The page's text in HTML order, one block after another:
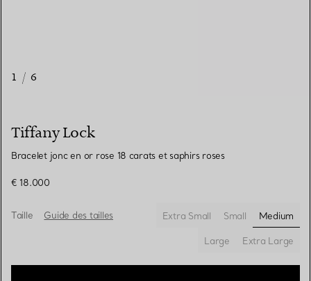
1 / 6
Tiffany Lock
Bracelet jonc en or rose 18 carats et saphirs roses
€ 18.000
Taille Guide des tailles Extra Small Small
Medium
Large
Extra Large